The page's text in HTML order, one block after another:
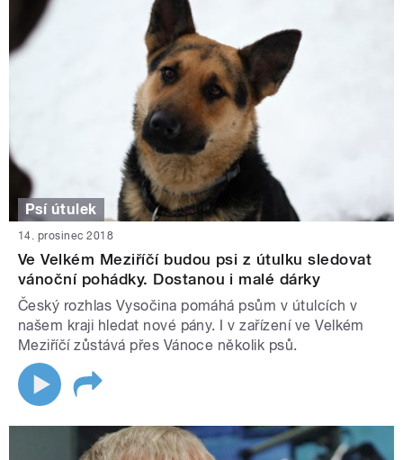
Psí útulek
14. prosinec 2018
Ve Velkém Meziříčí budou psi z útulku sledovat
vánoční pohádky. Dostanou i malé dárky
Český rozhlas Vysočina pomáhá psům v útulcích v
našem kraji hledat nové pány. I v zařízení ve Velkém
Meziříčí zůstává přes Vánoce několik psů.